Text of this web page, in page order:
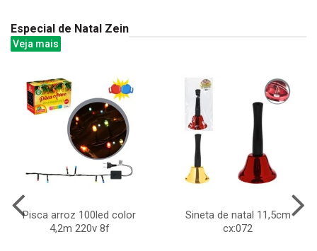
Especial de Natal Zein
Veja mais
Pisca arroz 100led color
4,2m 220v 8f
Sineta de natal 11,5cm
cx:072